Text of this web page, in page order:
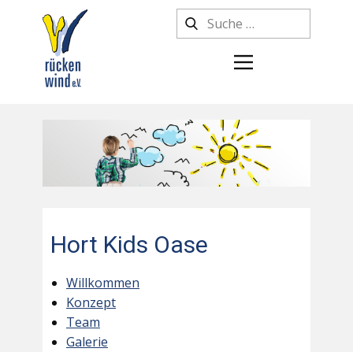
Hort Kids Oase
Willkommen
Konzept
Team
Galerie